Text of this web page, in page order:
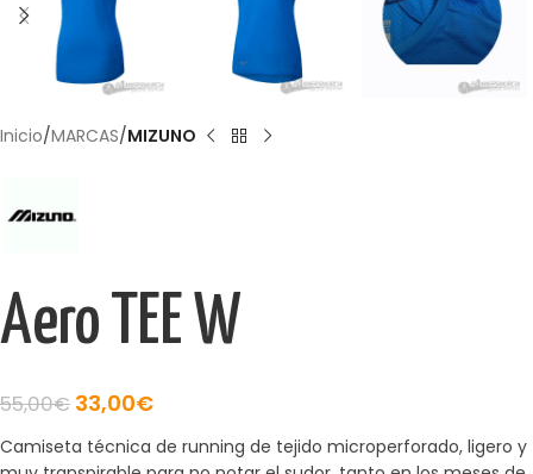
Inicio MARCAS MIZUNO
Aero TEE W
55,00€ 33,00€
Camiseta técnica de running de tejido microperforado, ligero y